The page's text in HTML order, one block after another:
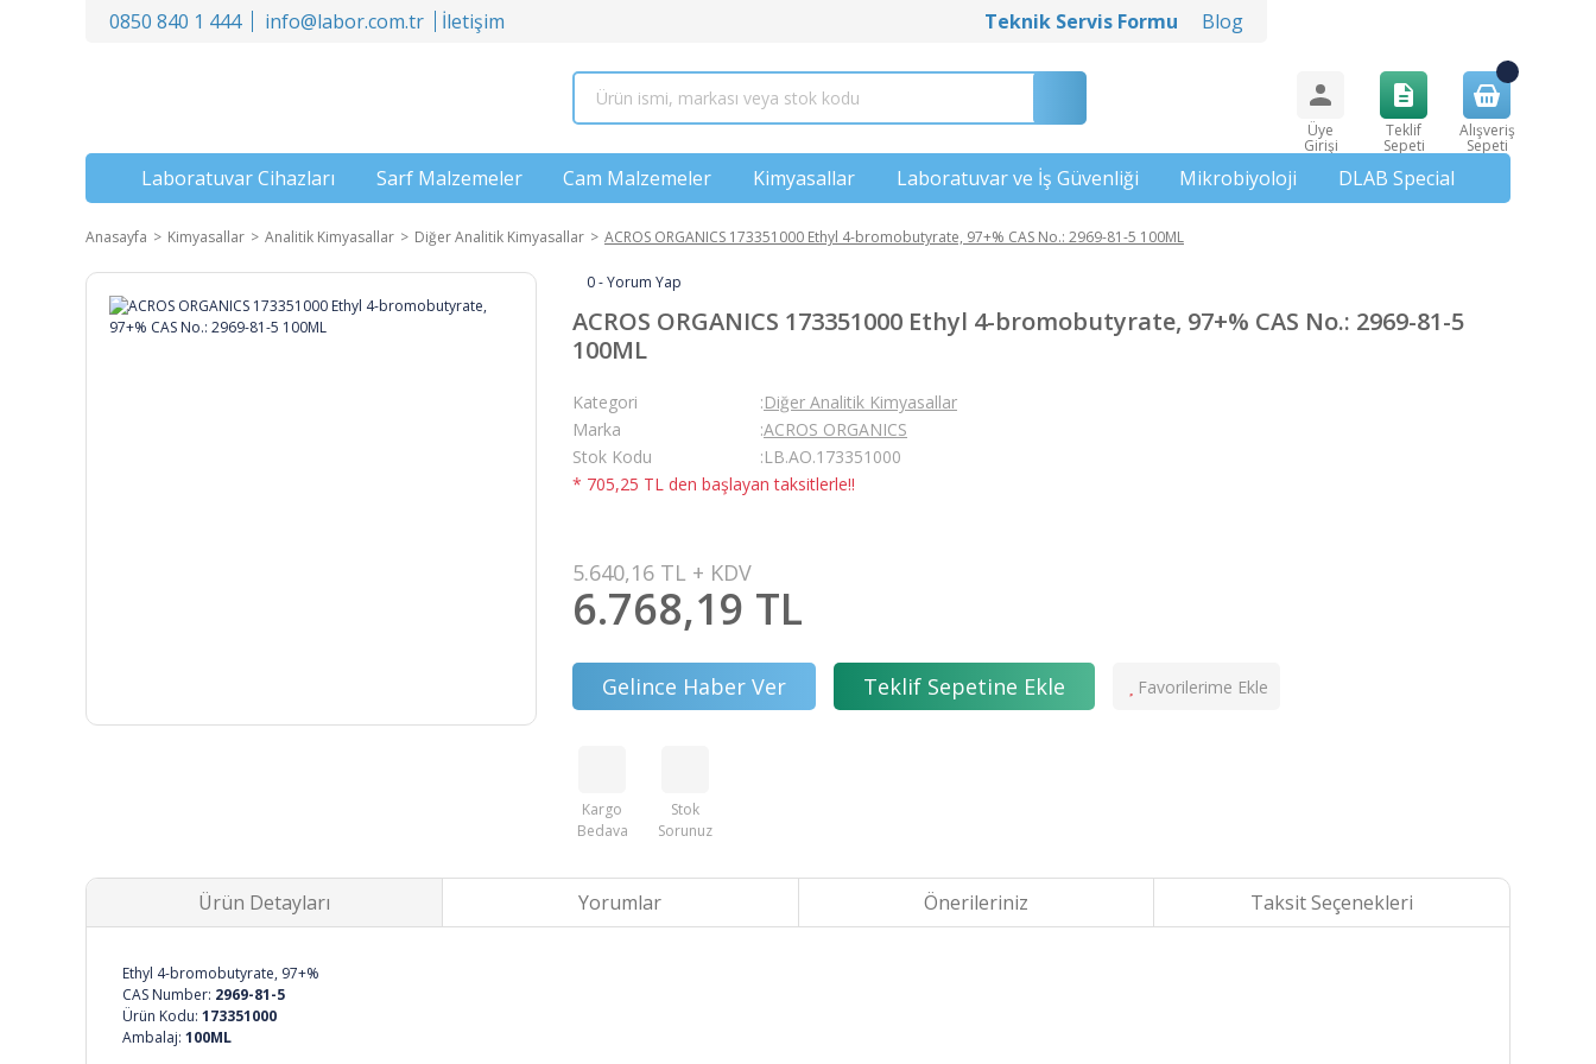
0850 840 1 444 info@labor.com.tr İletişim Teknik Servis Formu Blog
Üye
Girişi
Teklif
Sepeti
Alışveriş
Sepeti
Laboratuvar Cihazları Sarf Malzemeler Cam Malzemeler Kimyasallar Laboratuvar ve İş Güvenliği Mikrobiyoloji DLAB Special
Anasayfa Kimyasallar Analitik Kimyasallar Diğer Analitik Kimyasallar ACROS ORGANICS 173351000 Ethyl 4-bromobutyrate, 97+% CAS No.: 2969-81-5 100ML
0 - Yorum Yap
ACROS ORGANICS 173351000 Ethyl 4-bromobutyrate, 97+% CAS No.: 2969-81-5
100ML
Kategori
Diğer Analitik Kimyasallar
Marka
ACROS ORGANICS
Stok Kodu
LB.AO.173351000
* 705,25 TL den başlayan taksitlerle!!
5.640,16 TL + KDV
6.768,19 TL
Gelince Haber Ver Teklif Sepetine Ekle
Kargo
Bedava
Stok
Sorunuz
Ürün Detayları Yorumlar Önerileriniz Taksit Seçenekleri
Ethyl 4-bromobutyrate, 97+%
CAS Number: 2969-81-5
Ürün Kodu: 173351000
Ambalaj: 100ML